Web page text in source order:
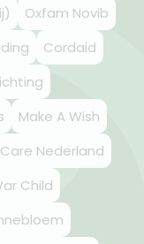
Oxfam Novib
Cordaid
Make A Wish
Nederland
Child